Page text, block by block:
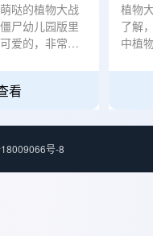
哒的植物大战
尸幼儿园版里
爱的，非常适
看
植物
了解
中植
草模
号-8